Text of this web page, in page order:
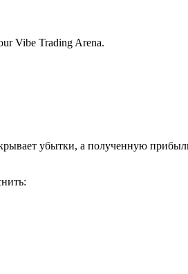
Vibe Trading Arena.
убытки, а полученную